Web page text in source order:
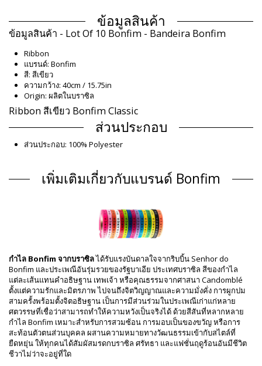
ข้อมูลสินค้า
ข้อมูลสินค้า - Lot Of 10 Bonfim - Bandeira Bonfim
Ribbon
แบรนด์: Bonfim
สี: สีเขียว
ความกว้าง: 40cm / 15.75in
Origin: ผลิตในบราซิล
Ribbon สีเขียว Bonfim Classic
ส่วนประกอบ
ส่วนประกอบ: 100% Polyester
แผนก: Unisex, Ribbon
EAN: ขนาดพิเศษ (7899818110116)
การอ้างอิงผู้จัดจำหน่าย: LOT OF H-04-VERDE BANDEIRA
น้ำหนัก: 100g / 0.22lb / 3.53oz
คำแนะนำในการล้างและดูแล
คำแนะนำในการดูแลสำหรับ: Bonfim Lot Of 10 Bonfim -
Bandeira
ถอดเครื่องประดับออกก่อนว่ายน้ำและเก็บลงในกล่องพิเศษ
หลังจากสวมใส่เครื่องประดับแล้ว ให้เช็ดเครื่องประดับด้วยผ้าชุบน้ำหมาด ๆ
สะอาดและนุ่ม
จัดเก็บลงในกล่องพิเศษ แยกช่องเป็นสัดส่วน ซึ่งอาจมีผ้ารองรับอีกหนึ่งชั้น
เพิ่มเติมเกี่ยวกับแบรนด์ Bonfim
กำไล Bonfim จากบราซิลได้รับแรงบันดาลใจจากริบบิ้น Senhor do
Bonfim และประเพณีอันรุ่มรวยของรัฐบาเอีย ประเทศบราซิล สีของกำไล
แต่ละเส้นแทนคำอธิษฐาน เทพเจ้า หรือคุณธรรมจากศาสนา Candomblé
ตั้งแต่ความรักและมิตรภาพ ไปจนถึงจิตวิญญาณและความมั่งคั่ง การผูกปม
สามครั้งพร้อมตั้งจิตอธิษฐาน เป็นการมีส่วนร่วมในประเพณีเก่าแก่หลาย
ศตวรรษที่เชื่อว่าสามารถทำให้ความหวังเป็นจริงได้ ด้วยสีสันที่หลากหลาย
กำไล Bonfim เหมาะสำหรับการสวมซ้อน การมอบเป็นของขวัญ หรือการ
สะท้อนตัวตนส่วนบุคคล ผสานความหมายทางวัฒนธรรมเข้ากับสไตล์ที่
ยืดหยุ่น ให้ทุกคนได้สัมผัสมรดกบราซิล ศรัทธา และแฟชั่นฤดูร้อนอันมีชีวิต
ชีวาไม่ว่าจะอยู่ที่ใด